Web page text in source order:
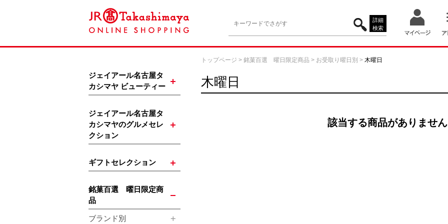
詳細
検索
ジェイアール名古屋タ
カシマヤ ビューティー
ジェイアール名古屋タ
カシマヤのグルメセレ
クション
ギフトセレクション
銘菓百選 曜日限定商
品
ブランド別
トップページ > 銘菓百選 曜日限定商品 > お受取り曜日別 > 木曜日
木曜日
該当する商品がありませ